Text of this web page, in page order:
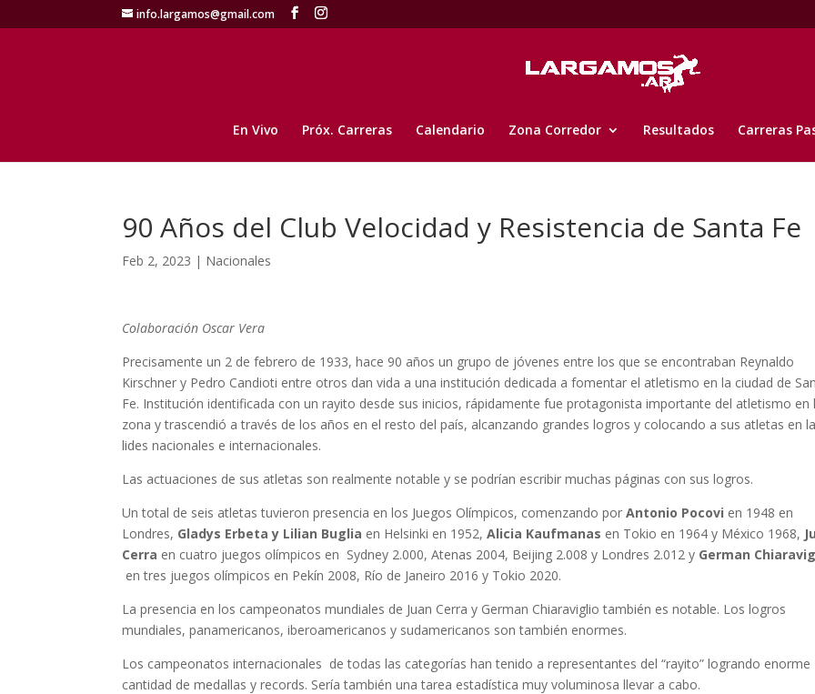
info.largamos@gmail.com
En Vivo Próx. Carreras Calendario Zona Corredor Resultados Carreras
90 Años del Club Velocidad y Resistencia de Santa Fe
Feb 2, 2023 | Nacionales
Colaboración Oscar Vera
Precisamente un 2 de febrero de 1933, hace 90 años un grupo de jóvenes entre los que se encontraban Reynaldo
Kirschner y Pedro Candioti entre otros dan vida a una institución dedicada a fomentar el atletismo en la ciudad de
Fe. Institución identificada con un rayito desde sus inicios, rápidamente fue protagonista importante del atletismo en
zona y trascendió a través de los años en el resto del país, alcanzando grandes logros y colocando a sus atletas en
lides nacionales e internacionales.
Las actuaciones de sus atletas son realmente notable y se podrían escribir muchas páginas con sus logros.
Un total de seis atletas tuvieron presencia en los Juegos Olímpicos, comenzando porAntonio Pocovi en 1948 en
Londres, Gladys Erbeta y Lilian Buglia en Helsinki en 1952,Alicia Kaufmanas en Tokio en 1964 y México 1968,
Cerra en cuatro juegos olímpicos en Sydney 2.000, Atenas 2004, Beijing 2.008 y Londres 2.012 y German
en tres juegos olímpicos en Pekín 2008, Río de Janeiro 2016 y Tokio 2020.
La presencia en los campeonatos mundiales de Juan Cerra y German Chiaraviglio también es notable. Los logros
mundiales, panamericanos, iberoamericanos y sudamericanos son también enormes.
Los campeonatos internacionales de todas las categorías han tenido a representantes del “rayito” logrando enorme
cantidad de medallas y records. Sería también una tarea estadística muy voluminosa llevar a cabo.